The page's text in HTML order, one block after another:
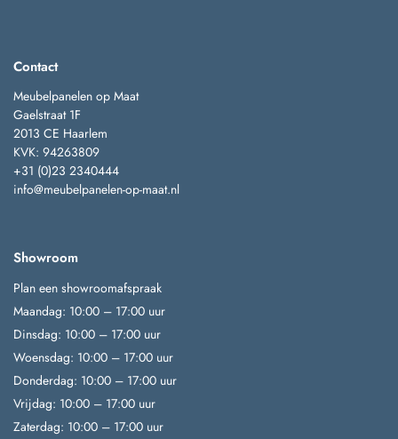
Contact
Meubelpanelen op Maat
Gaelstraat 1F
2013 CE Haarlem
KVK: 94263809
+31 (0)23 2340444
info@meubelpanelen-op-maat.nl
Showroom
Plan een showroomafspraak
Maandag: 10:00 – 17:00 uur
Dinsdag: 10:00 – 17:00 uur
Woensdag: 10:00 – 17:00 uur
Donderdag: 10:00 – 17:00 uur
Vrijdag: 10:00 – 17:00 uur
Zaterdag: 10:00 – 17:00 uur